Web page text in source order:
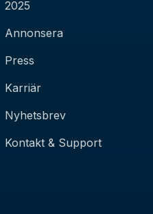
2025
Annonsera
Press
Karriär
Nyhetsbrev
Kontakt & Support